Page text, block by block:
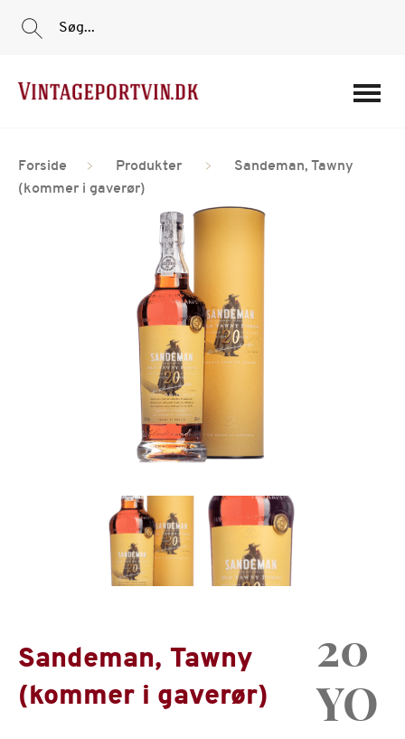
Min Konto
Søg...
Forside Produkter
Sandeman, Tawny
(kommer i gaverør)
Sandeman, Tawny
(kommer i gaverør)
20
YO